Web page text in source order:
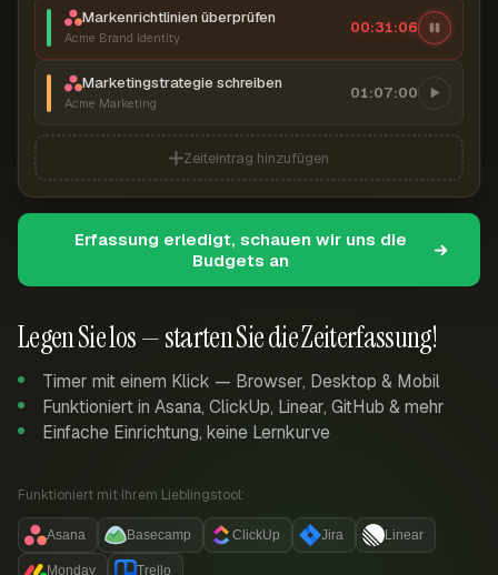
Legen Sie los — starten Sie die Zeiterfassung!
Timer mit einem Klick — Browser, Desktop & Mobil
Funktioniert in Asana, ClickUp, Linear, GitHub & mehr
Einfache Einrichtung, keine Lernkurve
Funktioniert mit Ihrem Lieblingstool:
Asana Basecamp ClickUp Jira Linear
Monday Trello
Markenrichtlinien überprüfen
Acme Brand Identity
00:31:07
Marketingstrategie schreiben
Acme Marketing
01:07:00
Zeiteintrag hinzufügen
Erfassung erledigt, schauen wir uns die
Budgets an